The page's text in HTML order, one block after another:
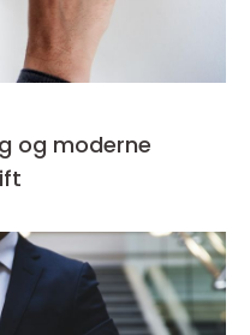
og moderne